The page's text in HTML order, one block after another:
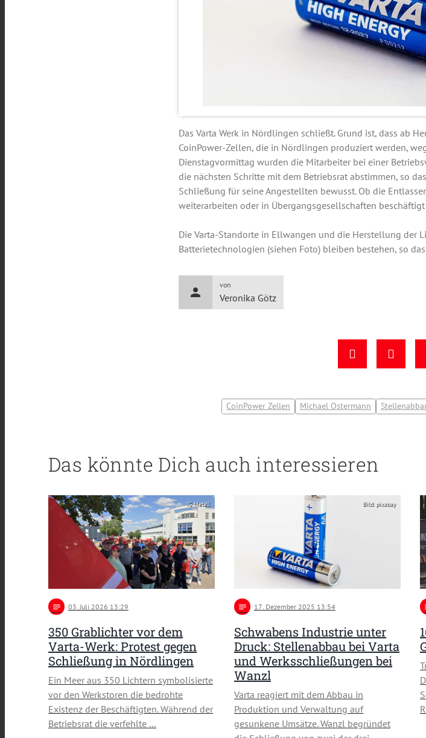
Das Varta Werk in Nördlingen schließt. Grund ist, dass ab
CoinPower-Zellen, die in Nördlingen produziert werden,
Dienstagvormittag wurden die Mitarbeiter bei einer
die nächsten Schritte mit dem Betriebsrat abstimmen, so
Schließung für seine Angestellten bewusst. Ob die
weiterarbeiten oder in Übergangsgesellschaften
Die Varta-Standorte in Ellwangen und die Herstellung der
Batterietechnologien (siehen Foto) bleiben bestehen, so
person
von
Veronika Götz
CoinPower Zellen Michael Ostermann
Das könnte Dich auch interessieren
IG Metall
notes 03 . Juli 2026 13:29
350 Grablichter vor dem
Varta-Werk: Protest gegen
Schließung in Nördlingen
Ein Meer aus 350 Lichtern symbolisierte
vor den Werkstoren die bedrohte
Existenz der Beschäftigten. Während der
Betriebsrat die verfehlte …
Bild: pixabay
notes 17 . Dezember 2025 13:54
Schwabens Industrie unter
Druck: Stellenabbau bei Varta
und Werksschließungen bei
Wanzl
Varta reagiert mit dem Abbau in
Produktion und Verwaltung auf
gesunkene Umsätze. Wanzl begründet